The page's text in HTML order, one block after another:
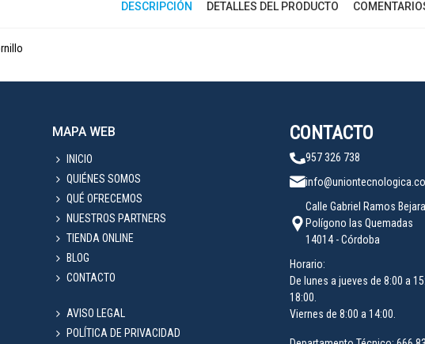
DESCRIPCIÓN DETALLES DEL PRODUCTO
MAPA WEB
INICIO
QUIÉNES SOMOS
QUÉ OFRECEMOS
NUESTROS PARTNERS
TIENDA ONLINE
BLOG
CONTACTO
AVISO LEGAL
POLÍTICA DE PRIVACIDAD
CONTACTO
957 326 738
Calle Gabriel Ramos
Polígono las Quemadas
14014 - Córdoba
Horario:
De lunes a jueves de 8:00 a
18:00.
Viernes de 8:00 a 14:00.